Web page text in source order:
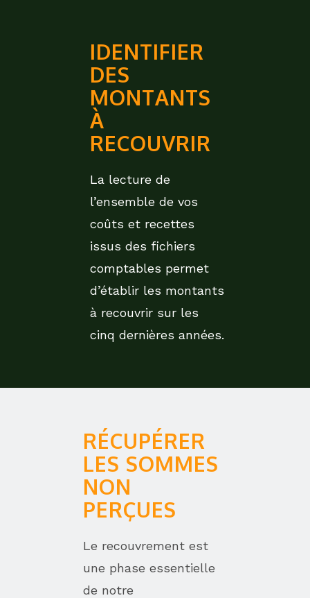
IDENTIFIER
DES
MONTANTS
À
RECOUVRIR
La lecture de
l’ensemble de vos
coûts et recettes
issus des fichiers
comptables permet
d’établir les montants
à recouvrir sur les
cinq dernières années.
RÉCUPÉRER
LES SOMMES
NON
PERÇUES
Le recouvrement est
une phase essentielle
de notre